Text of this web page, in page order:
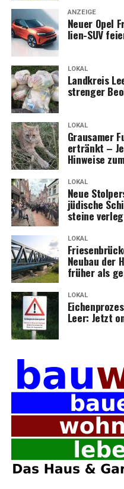
ANZEIGE
Neu­er Opel
li­en-SUV
LOKAL
Land­kreis
stren­ger
LOKAL
Grau­sa­mer
ertränkt –
Hin­wei­se
LOKAL
Neue
jüdi­sche
stei­ne
LOKAL
Neu­bau der
frü­her als
LOKAL
Leer: Jetzt